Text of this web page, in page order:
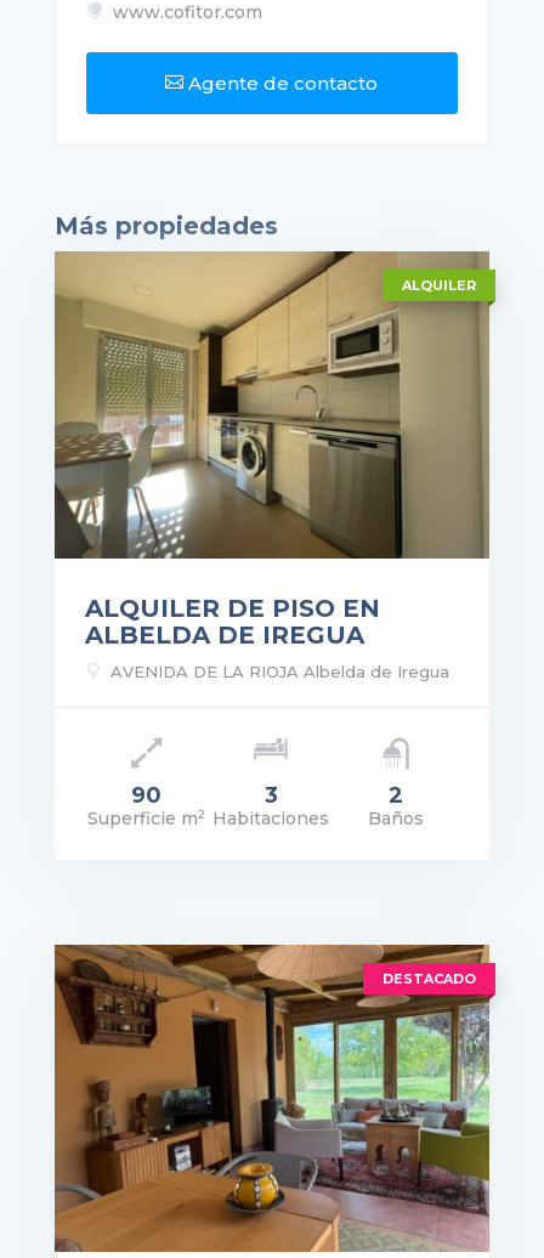
 www.cofitor.com
 Agente de contacto
Más propiedades
ALQUILER
ALQUILER DE PISO EN
ALBELDA DE IREGUA
 AVENIDA DE LA RIOJA Albelda de Iregua
90
Superficie m2
3
Habitaciones
2
Baños
DESTACADO